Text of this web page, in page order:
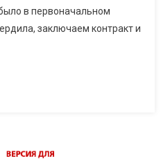
в первоначальном
заключаем контракт и